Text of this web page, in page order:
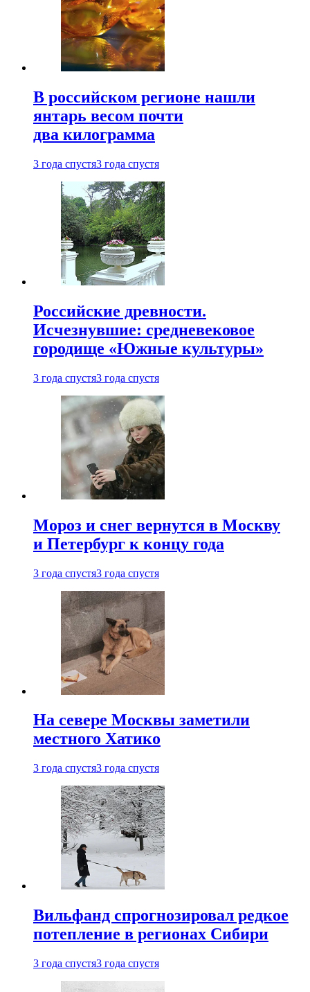
В российском регионе нашли
янтарь весом почти
два килограмма
3 года спустя3 года спустя
Российские древности.
Исчезнувшие: средневековое
городище «Южные культуры»
3 года спустя3 года спустя
Мороз и снег вернутся в Москву
и Петербург к концу года
3 года спустя3 года спустя
На севере Москвы заметили
местного Хатико
3 года спустя3 года спустя
Вильфанд спрогнозировал редкое
потепление в регионах Сибири
3 года спустя3 года спустя